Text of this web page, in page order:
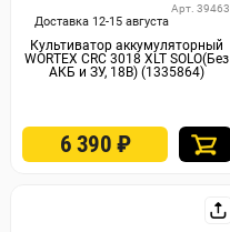
Доставка 12-15 августа
Арт. 39463
Культиватор аккумуляторный
WORTEX CRC 3018 XLT SOLO(Без
АКБ и ЗУ, 18В) (1335864)
6 390 ₽